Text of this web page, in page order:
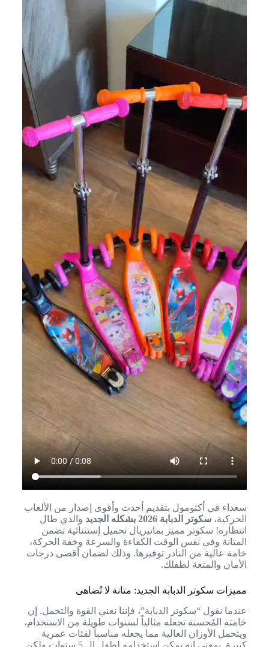
سعداء في أكتومول بتقديم أحدث وأقوى إصدار من الألعاب
الحركية، سكوتر الدبابة 2026 بشكله الجديد
والذي طال
انتظاره! سكوتر مميز بماتيريال تحميل إستثنائية تضمن
المتانة وفي نفس الوقت الكفاءة والسرعة وخفة الحركة،
خامة عالية من النادر توفيرها. وذلك لضمان أقصى درجات
الأمان والمتعة لطفلك.
مميزات سكوتر الدبابة الجديد: متانة لا تُضاهى
عندما نقول “سكوتر الدبابة”، فإننا نعني القوة والتحمل. إن
خامته المُحسنة تجعله مثالياً لسنوات طويلة من الاستخدام،
ويتحمل الأوزان العالية مما يجعله مناسباً لفئات عمرية
كبيرة. بمعنى إنه يمكن إستخدامه لطفل ال 5 سنوات ولكن